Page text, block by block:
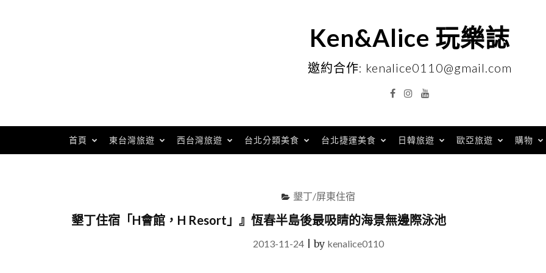
Ken&Alice 玩樂誌
邀約合作: kenalice0110@gmail.com
FacebookInstagramYouTube
首頁 東台灣旅遊 西台灣旅遊 台北分類美食 台北捷運美食 日韓旅遊 歐亞旅遊 購物
墾丁/屏東住宿
墾丁住宿「H會館，H Resort」』恆春半島後最吸睛的海景無邊際泳池
2013-11-24|by kenalice0110